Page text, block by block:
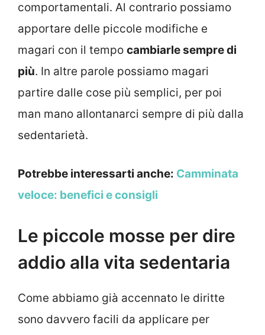
comportamentali. Al contrario possiamo
apportare delle piccole modifiche e
magari con il tempo cambiarle sempre di
più. In altre parole possiamo magari
partire dalle cose più semplici, per poi
man mano allontanarci sempre di più dalla
sedentarietà.
Potrebbe interessarti anche: Camminata
veloce: benefici e consigli
Le piccole mosse per dire
addio alla vita sedentaria
Come abbiamo già accennato le diritte
sono davvero facili da applicare per